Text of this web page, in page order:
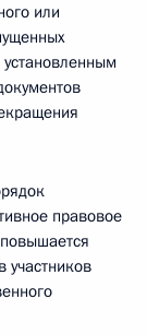
или
правовое
участников